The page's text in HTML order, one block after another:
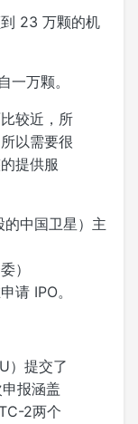
23 万颗的机
万颗。
较近，所
以需要很
提供服
中国卫星）主
）
请 IPO。
）提交了
报涵盖
2两个